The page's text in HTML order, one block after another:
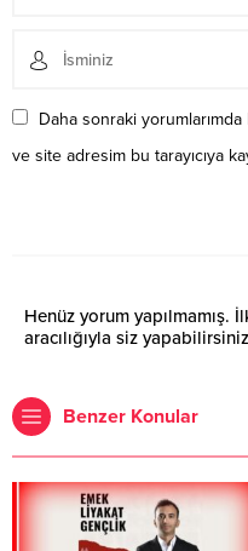
Daha sonraki yorumlarımda
ve site adresim bu tarayıcıya
Henüz yorum yapılmamış.
aracılığıyla siz
Benzer Konular